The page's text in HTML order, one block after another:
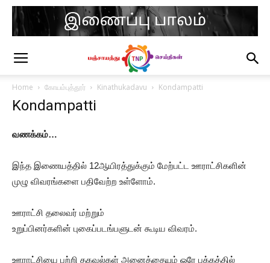
Home கோயம்புத்தூர் Kinathukadavu Kondampatti
Kondampatti
வணக்கம்…
இந்த இணையத்தில் 12ஆயிரத்துக்கும் மேற்பட்ட ஊராட்சிகளின்
முழு விவரங்களை பதிவேற்ற உள்ளோம்.
ஊராட்சி தலைவர் மற்றும்
உறுப்பினர்களின் புகைப்படங்பளுடன் கூடிய விவரம்.
ஊராட்சியை பற்றி தகவல்கள் அனைத்தையும் ஒரே பக்கத்தில்